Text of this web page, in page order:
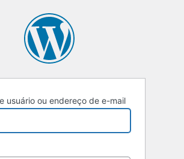
usuário ou endereço de e-mail